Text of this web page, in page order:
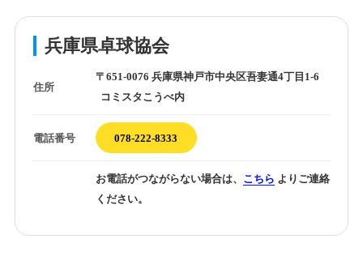
兵庫県卓球協会
住所
〒651-0076 兵庫県神戸市中央区吾妻通4丁目1-6
コミスタこうべ内
電話番号 078-222-8333
お電話がつながらない場合は、 こちら よりご連絡
ください。